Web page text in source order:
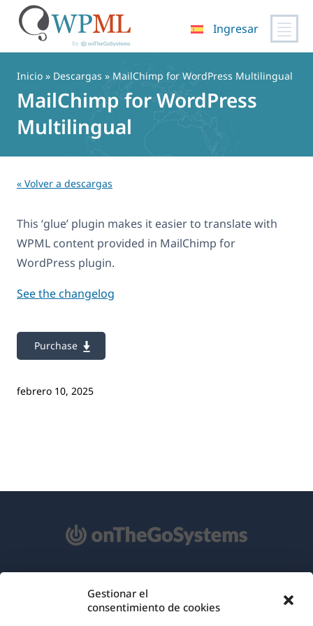
Gestionar el
consentimiento de cookies
contenido
Ingresar
Inicio » Descargas » MailChimp for WordPress Multilingual
MailChimp for WordPress
Multilingual
« Volver a descargas
This ‘glue’ plugin makes it easier to translate with
WPML content provided in MailChimp for
WordPress plugin.
See the changelog
Purchase
febrero 10, 2025
RGPD y Política de Privacidad